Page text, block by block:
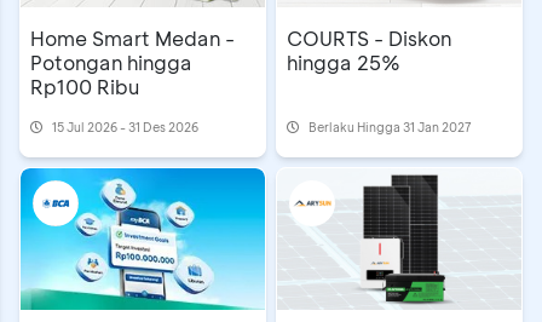
Home Smart Medan -
Potongan hingga
Rp100 Ribu
15 Jul 2026 - 31 Des 2026
COURTS - Diskon
hingga 25%
Berlaku Hingga 31 Jan 2027